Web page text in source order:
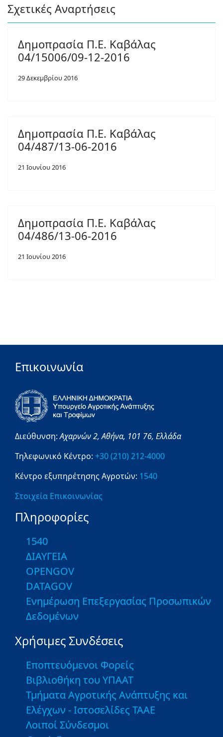
Σχετικές Αναρτήσεις
Δημοπρασία Π.Ε. Καβάλας
04/15006/09-12-2016
29 Δεκεμβρίου 2016
Δημοπρασία Π.Ε. Καβάλας
04/487/13-06-2016
21 Ιουνίου 2016
Δημοπρασία Π.Ε. Καβάλας
04/486/13-06-2016
21 Ιουνίου 2016
Επικοινωνία
Διεύθυνση:Αχαρνών 2,Αθήνα, 101 76, Ελλάδα
Τηλεφωνικό Κέντρο: +30 (210) 212-4000
Κέντρο εξυπηρέτησης Αγροτών: 1540
Στοιχεία Επικοινωνίας
Πληροφορίες
1540
ΔΙΑΥΓΕΙΑ
OPENGOV
DATAGOV
Ενημέρωση Επεξεργασίας Προσωπικών
Δεδομένων
Χρήσιμες Συνδέσεις
Εποπτευόμενοι Φορείς
Βιβλιοθήκη του ΥΠΑΑΤ
Τμήματα Αγροτικής Ανάπτυξης και
Ελέγχων - Ιστοσελίδες ΤΑΑΕ
Λοιποί Σύνδεσμοι